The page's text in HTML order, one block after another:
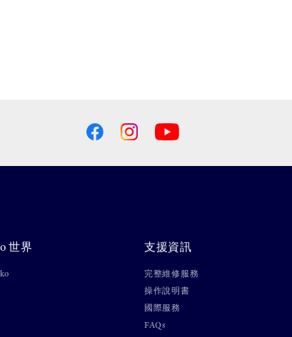
世界 支援資訊
完整維修服務
操作說明書
國際服務
FAQs